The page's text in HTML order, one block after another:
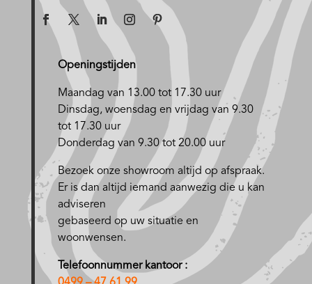
Openingstijden
Maandag van 13.00 tot 17.30 uur
Dinsdag, woensdag en vrijdag van 9.30
tot 17.30 uur
Donderdag van 9.30 tot 20.00 uur
Bezoek onze showroom altijd op afspraak.
Er is dan altijd iemand aanwezig die u kan
adviseren
gebaseerd op uw situatie en
woonwensen.
Telefoonnummer kantoor :